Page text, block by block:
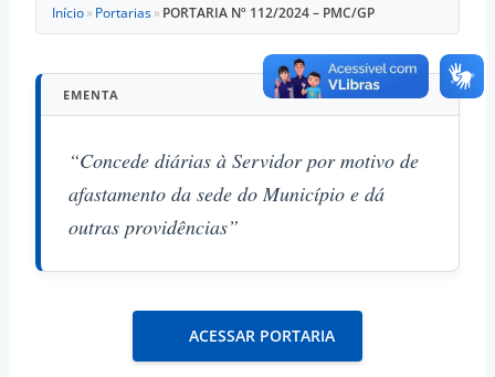
Início» Portarias» PORTARIA Nº 112/2024 – PMC/GP
EMENTA
“Concede diárias à Servidor por motivo de
afastamento da sede do Município e dá
outras providências”
ACESSAR PORTARIA